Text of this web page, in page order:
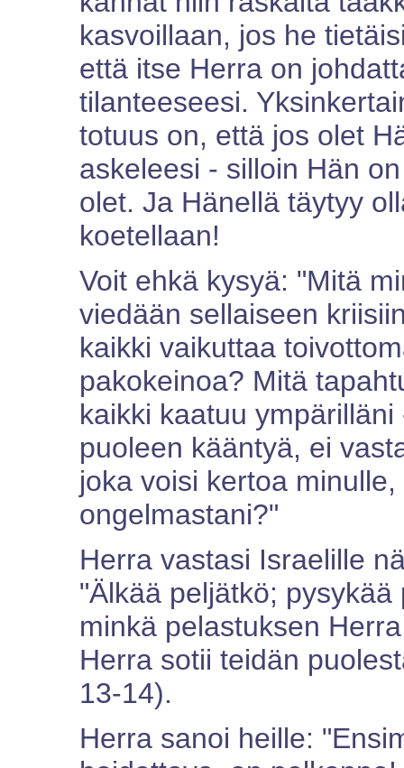
kasvoillaan, jos he
että itse Herra on
tilanteeseesi.
totuus on, että jos olet
askeleesi - silloin Hän
olet. Ja Hänellä täytyy
koetellaan!
Voit ehkä kysyä: "Mitä
viedään sellaiseen
kaikki vaikuttaa
pakokeinoa? Mitä
kaikki kaatuu
puoleen kääntyä, ei
joka voisi kertoa
ongelmastani?"
Herra vastasi Israelille
"Älkää peljätkö;
minkä pelastuksen
Herra sotii teidän
13-14).
Herra sanoi heille: